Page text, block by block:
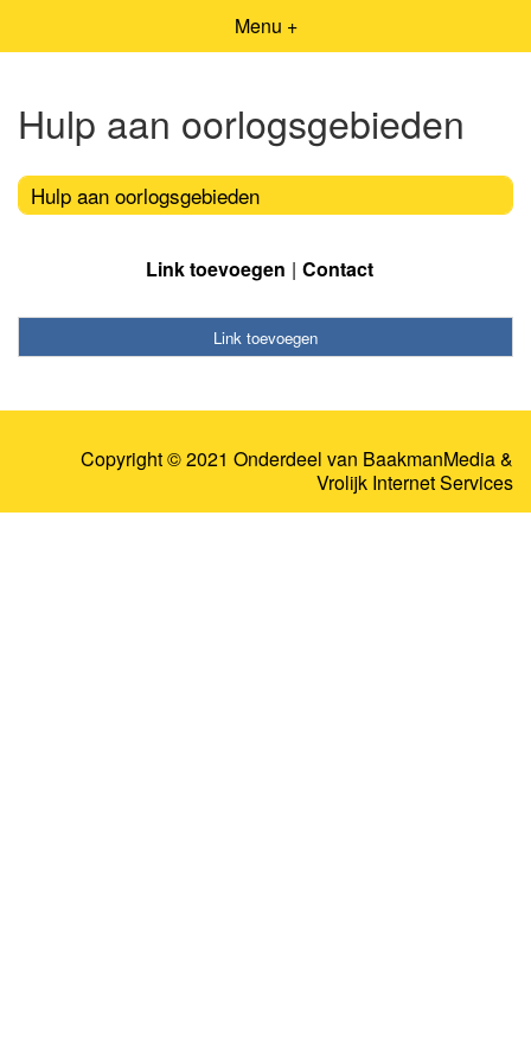
Menu +
Hulp aan oorlogsgebieden
Hulp aan oorlogsgebieden
Link toevoegen Contact
Link toevoegen
Copyright © 2021 Onderdeel van BaakmanMedia&
Vrolijk Internet Services